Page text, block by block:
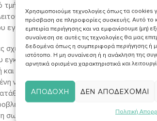
Χρησιμοποιούμε τεχνολογίες όπως τα cookies
πρόσβαση σε πληροφορίες συσκευής. Αυτό το
εμπειρία περιήγησης και να εμφανίσουμε (μη)
συναίνεση σε αυτές τις τεχνολογίες θα μας
δεδομένα όπως η συμπεριφορά περιήγησης ή
ιστότοπο. Η μη συναίνεση ή η ανάκληση της
αρνητικά ορισμένα χαρακτηριστικά και
ΑΠΟΔΟΧΉ ΔΕΝ ΑΠΟΔΈΧΟΜΑΙ
Πολιτική
τμήμα, βασίζεται στην ευαίσθητη
Οι πρόωρες εμπειρίες επαφής
εγκεφάλου και στην δημιουργία
σχετίζεται με την απουσία ασφαλούς και
εγκεφαλικού κυκλώματος και αλλάζει τα
και βιολογική απορρύθμιση, την ανησυχία
νορεπινεφρίνη (διέγερση και αναταραχή)
ανησυχία, συναισθηματική
αυτοέλεγχο στην πρώιμη σχολική
σωστή ανάπτυξη των εγκεφαλικών